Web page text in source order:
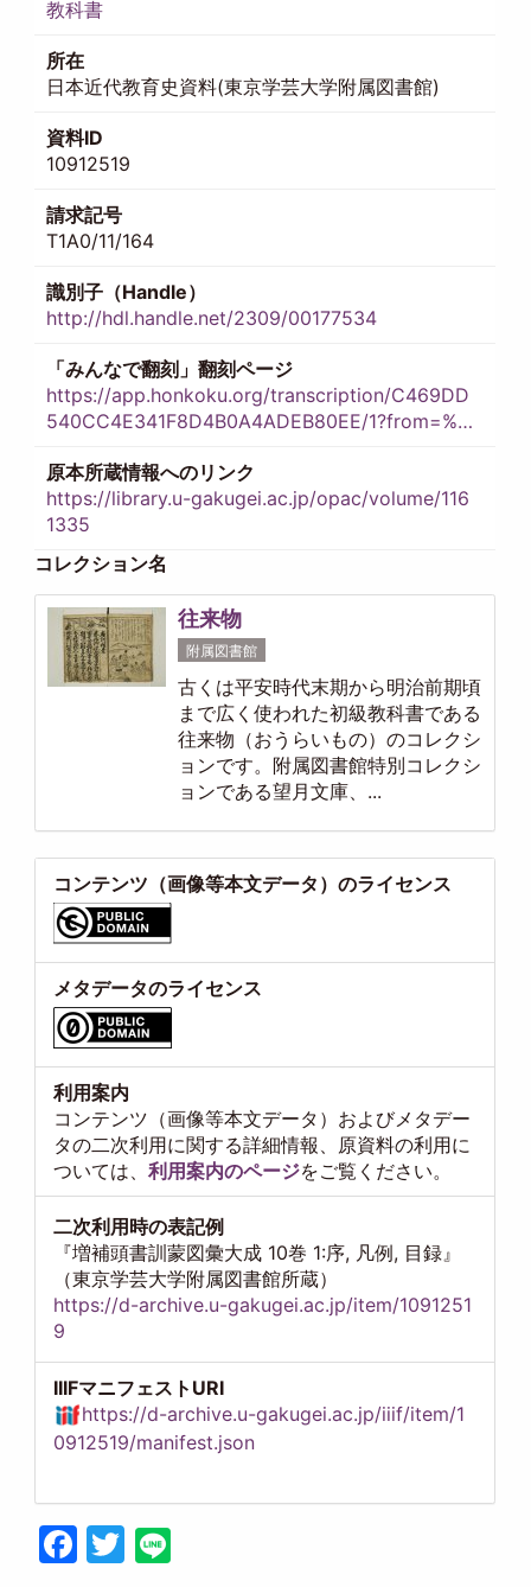
教科書
所在
日本近代教育史資料(東京学芸大学附属図書館)
資料ID
10912519
請求記号
T1A0/11/164
識別子（Handle）
http://hdl.handle.net/2309/00177534
「みんなで翻刻」翻刻ページ
https://app.honkoku.org/transcription/C469DD
540CC4E341F8D4B0A4ADEB80EE/1?from=%…
原本所蔵情報へのリンク
https://library.u-gakugei.ac.jp/opac/volume/116
1335
コレクション名
往来物
附属図書館
古くは平安時代末期から明治前期頃
まで広く使われた初級教科書である
往来物（おうらいもの）のコレクシ
ョンです。附属図書館特別コレクシ
ョンである望月文庫、...
コンテンツ（画像等本文データ）のライセンス
メタデータのライセンス
利用案内
コンテンツ（画像等本文データ）およびメタデー
タの二次利用に関する詳細情報、原資料の利用に
ついては、利用案内のページをご覧ください。
二次利用時の表記例
『増補頭書訓蒙図彙大成 10巻 1:序, 凡例, 目録』
（東京学芸大学附属図書館所蔵）
https://d-archive.u-gakugei.ac.jp/item/1091251
9
IIIFマニフェストURI
https://d-archive.u-gakugei.ac.jp/iiif/item/1
0912519/manifest.json
Facebook
Twitter